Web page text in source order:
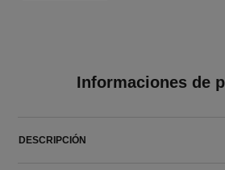
Informaciones de
DESCRIPCIÓN